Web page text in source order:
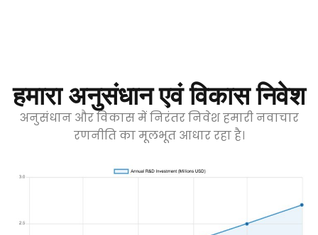
हमारा अनुसंधान एवं विकास निवेश
अनुसंधान और विकास में निरंतर निवेश हमारी नवाचार
रणनीति का मूलभूत आधार रहा है।